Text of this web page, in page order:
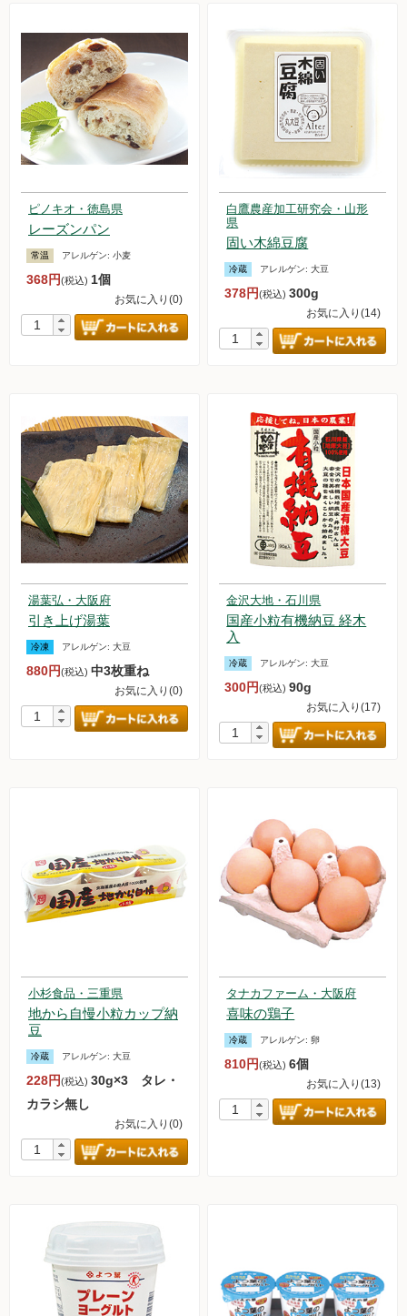
ピノキオ・徳島県
レーズンパン
常温 アレルゲン: 小麦
368円(税込) 1個
お気に入り(0)
白鷹農産加工研究会・山形
県
固い木綿豆腐
冷蔵 アレルゲン:大豆
378円(税込)300g
お気に入り(14)
湯葉弘・大阪府
引き上げ湯葉
冷凍 アレルゲン: 大豆
880円(税込) 中3枚重ね
お気に入り(0)
金沢大地・石川県
国産小粒有機納豆 経木
入
冷蔵 アレルゲン:大豆
300円(税込)90g
お気に入り(17)
小杉食品・三重県
地から自慢小粒カップ納
豆
冷蔵 アレルゲン: 大豆
228円(税込) 30g×3 タレ・
カラシ無し
お気に入り(0)
タナカファーム・大阪府
喜味の鶏子
冷蔵 アレルゲン:卵
810円(税込)6個
お気に入り(13)